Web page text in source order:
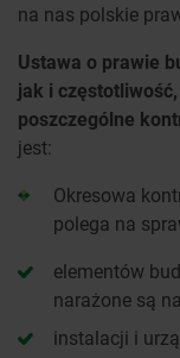
na nas polskie
Ustawa o prawie
jak i
poszczególne
jest:
Okresowa
polega na
elementów
narażone są
instalacji i